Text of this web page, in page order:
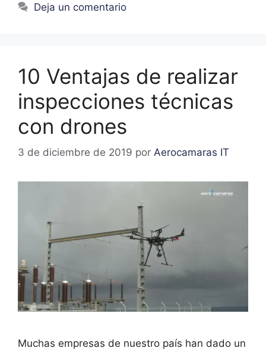
Deja un comentario
10 Ventajas de realizar
inspecciones técnicas
con drones
3 de diciembre de 2019 por Aerocamaras IT
Muchas empresas de nuestro país han dado un